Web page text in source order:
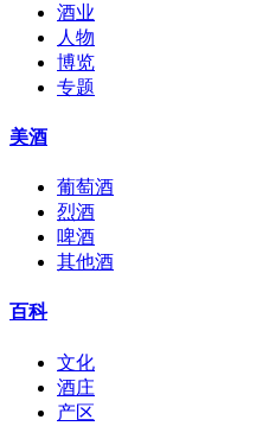
酒业
人物
博览
专题
美酒
葡萄酒
烈酒
啤酒
其他酒
百科
文化
酒庄
产区